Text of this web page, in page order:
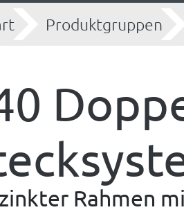
Produktgruppen
Rahmen